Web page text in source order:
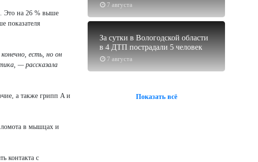
Это на 26 % выше
показателя
есть, но он
— рассказала
а также грипп A и
ломота в мышцах и
контакта с
7 августа
7 августа
За сутки в Вологодской области
в 4 ДТП пострадали 5 человек
Показать всё